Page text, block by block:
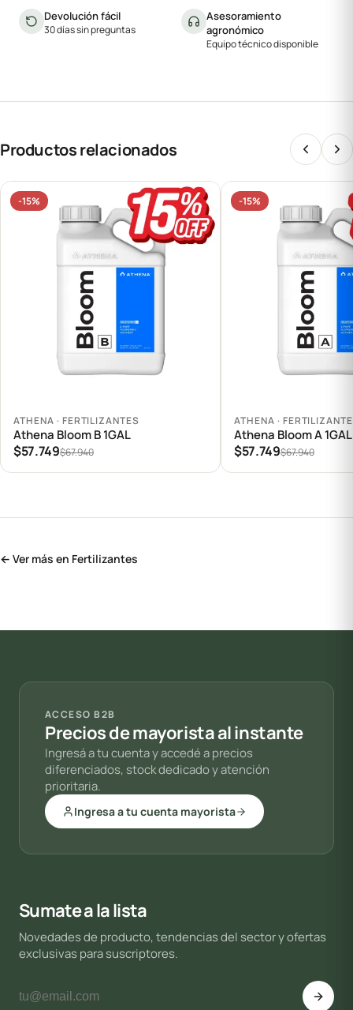
Devolución fácil
30 días sin preguntas
Asesoramiento
agronómico
Equipo técnico disponible
Productos relacionados
-15%
Agregar al carrito
ATHENA · FERTILIZANTES
Athena Bloom B 1GAL
$57.749$67.940
-15%
Agregar al carrito
ATHENA ·
Athena Bloom A 1GAL
$57.749$67.940
← Ver más en Fertilizantes
ACCESO B2B
Precios de mayorista al instante
Ingresá a tu cuenta y accedé a precios
diferenciados, stock dedicado y atención
prioritaria.
Ingresa a tu cuenta mayorista
Sumate a la lista
Novedades de producto, tendencias del sector y ofertas
exclusivas para suscriptores.